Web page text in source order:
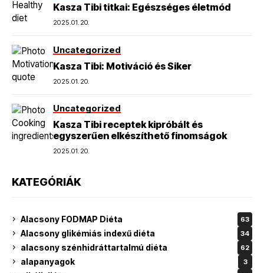
Kasza Tibi titkai: Egészséges életmód
2025.01.20.
Uncategorized
Kasza Tibi: Motiváció és Siker
2025.01.20.
Uncategorized
Kasza Tibi receptek kipróbált és
egyszerűen elkészíthető finomságok
2025.01.20.
KATEGÓRIÁK
Alacsony FODMAP Diéta 63
Alacsony glikémiás indexű diéta 34
alacsony szénhidráttartalmú diéta 62
alapanyagok 3